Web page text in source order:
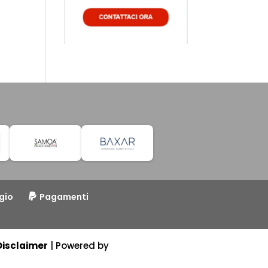
Pagamenti
| Powered by